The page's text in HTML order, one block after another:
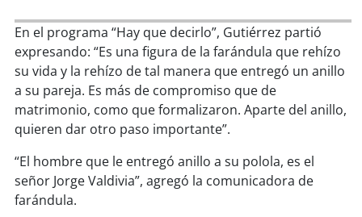
soysanantonio
soy chillán
soysancarlos
soyconcepción
En el programa “Hay que decirlo”, Gutiérrez partió
expresando: “Es una figura de la farándula que rehízo
su vida y la rehízo de tal manera que entregó un anillo
a su pareja. Es más de compromiso que de
matrimonio, como que formalizaron. Aparte del anillo,
quieren dar otro paso importante”.
“El hombre que le entregó anillo a su polola, es el
señor Jorge Valdivia”, agregó la comunicadora de
farándula.